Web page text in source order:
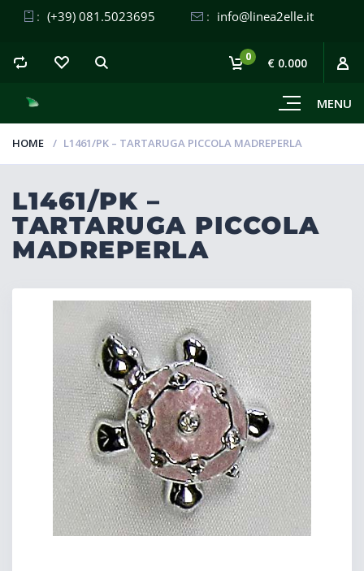
: (+39) 081.5023695 : info@linea2elle.it
MENU
0 € 0.000
HOME L1461/PK – TARTARUGA PICCOLA MADREPERLA
L1461/PK –
TARTARUGA PICCOLA
MADREPERLA